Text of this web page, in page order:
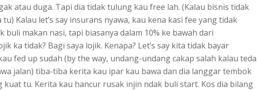
atau duga. Tapi dia tidak tulung kau free lah. (Kalau bisnis tidak
Kalau let’s say insurans nyawa, kau kena kasi fee yang tidak
buli makan nasi, tapi biasanya dalam 10% ke bawah dari
ka tidak? Bagi saya lojik. Kenapa? Let’s say kita tidak bayar
fed up sudah (by the way, undang-undang cakap salah kalau teda
jalan) tiba-tiba kerita kau ipar kau bawa dan dia langgar tembok
tu. Kerita kau hancur rusak injin ndak buli start. Kos dia bilang